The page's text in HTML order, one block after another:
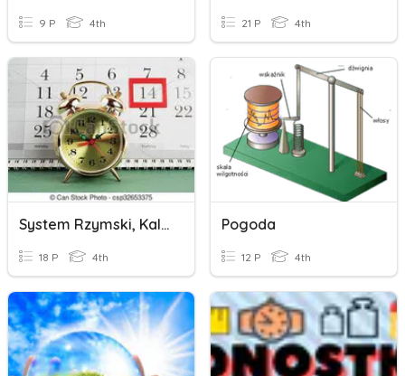
9 P 4th 21 P 4th
System Rzymski, Kalendarz I Zegar
18 P 4th
Pogoda
12 P 4th